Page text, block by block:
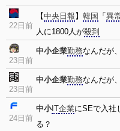
22日前
【中央日報 】 韓国 「 異
人に1800人が殺到
23日前
中小企業勤務なんだが、
23日前
中小企業勤務なんだが、
24日前
中小IT企業にSEで入社
る？